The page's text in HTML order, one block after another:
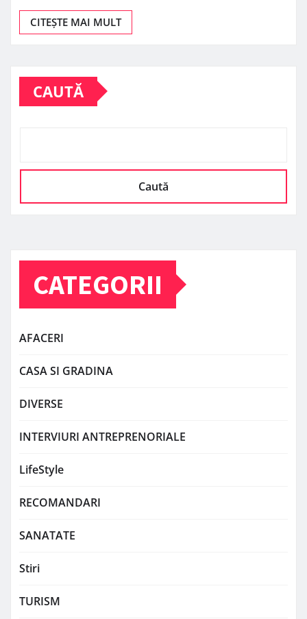
CITEȘTE MAI MULT
CAUTĂ
Caută
CATEGORII
AFACERI
CASA SI GRADINA
DIVERSE
INTERVIURI ANTREPRENORIALE
LifeStyle
RECOMANDARI
SANATATE
Stiri
TURISM